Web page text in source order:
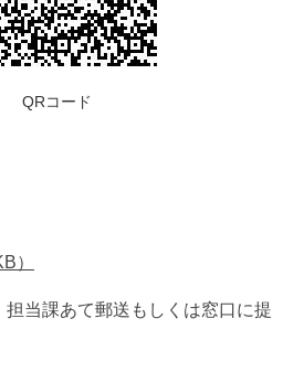
QRコード
）
担当課あて郵送もしくは窓口に提